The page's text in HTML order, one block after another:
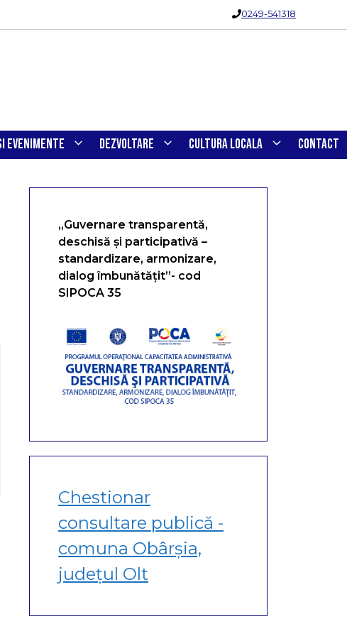
0249-541318
EVENIMENTE DEZVOLTARE CULTURA LOCALA CONTACT
„Guvernare transparentă,
deschisă și participativă –
standardizare, armonizare,
dialog îmbunătățit”- cod
SIPOCA 35
Chestionar
consultare publică -
comuna Obârșia,
județul Olt